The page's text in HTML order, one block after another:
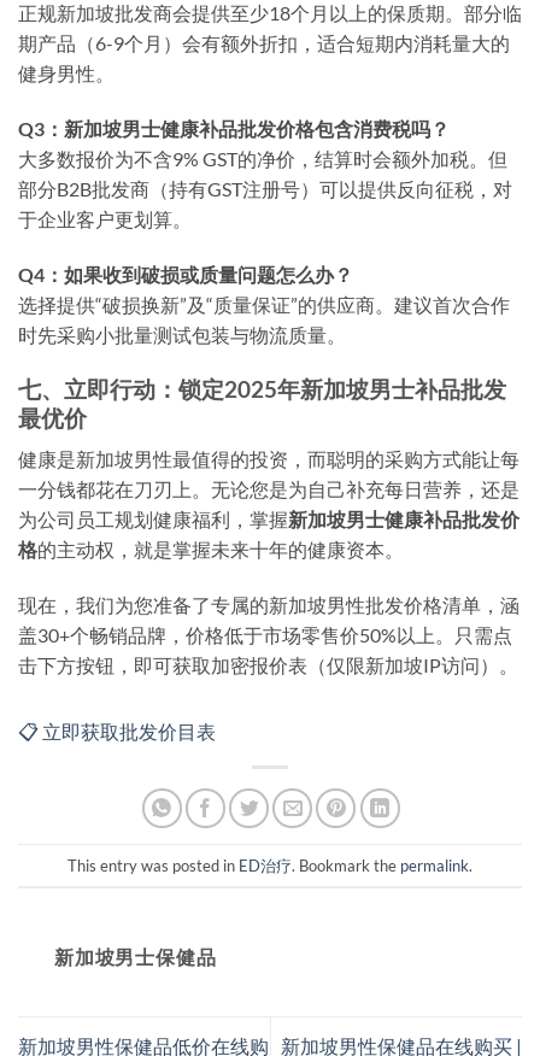
正规新加坡批发商会提供至少18个月以上的保质期。部分临
期产品（6-9个月）会有额外折扣，适合短期内消耗量大的
健身男性。
Q3：新加坡男士健康补品批发价格包含消费税吗？
大多数报价为不含9% GST的净价，结算时会额外加税。但
部分B2B批发商（持有GST注册号）可以提供反向征税，对
于企业客户更划算。
Q4：如果收到破损或质量问题怎么办？
选择提供“破损换新”及“质量保证”的供应商。建议首次合作
时先采购小批量测试包装与物流质量。
七、立即行动：锁定2025年新加坡男士补品批发
最优价
健康是新加坡男性最值得的投资，而聪明的采购方式能让每
一分钱都花在刀刃上。无论您是为自己补充每日营养，还是
为公司员工规划健康福利，掌握新加坡男士健康补品批发价
格的主动权，就是掌握未来十年的健康资本。
现在，我们为您准备了专属的新加坡男性批发价格清单，涵
盖30+个畅销品牌，价格低于市场零售价50%以上。只需点
击下方按钮，即可获取加密报价表（仅限新加坡IP访问）。
📋 立即获取批发价目表
This entry was posted in ED治疗. Bookmark the permalink.
新加坡男士保健品
新加坡男性保健品低价在线购
新加坡男性保健品在线购买 |